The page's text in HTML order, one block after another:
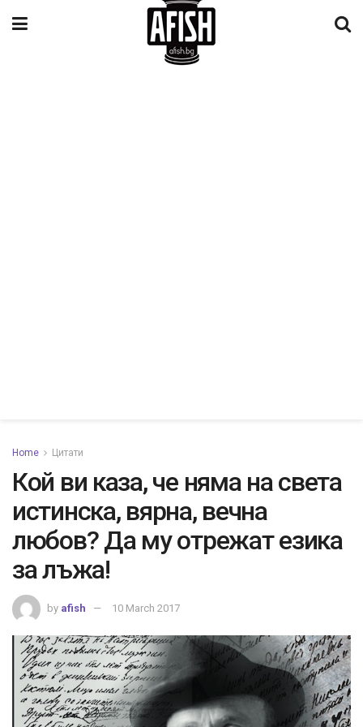
Home Цитати
Кой ви каза, че няма на света
истинска, вярна, вечна
любов? Да му отрежат езика
за лъжа!
by afish 10 March 2017